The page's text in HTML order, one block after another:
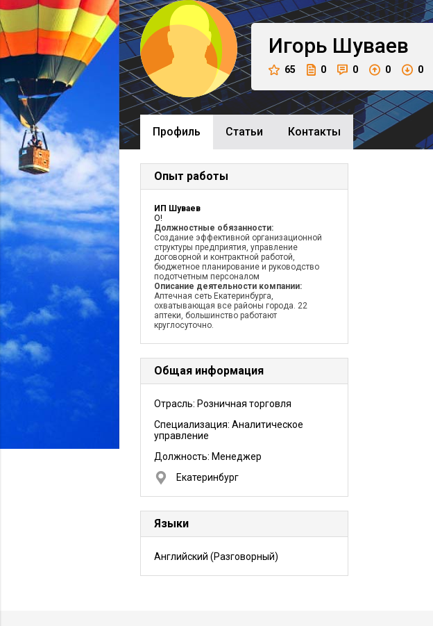
Игорь Шуваев
65 0 0 0 0
Профиль Cтатьи Контакты
Опыт работы
ИП Шуваев
О!
Должностные обязанности:
Создание эффективной организационной
структуры предприятия, управление
договорной и контрактной работой,
бюджетное планирование и руководство
подотчетным персоналом
Описание деятельности компании:
Аптечная сеть Екатеринбурга,
охватывающая все районы города. 22
аптеки, большинство работают
круглосуточно.
Общая информация
Отрасль: Розничная торговля
Специализация: Аналитическое
управление
Должность: Менеджер
Екатеринбург
Языки
Английский (Разговорный)